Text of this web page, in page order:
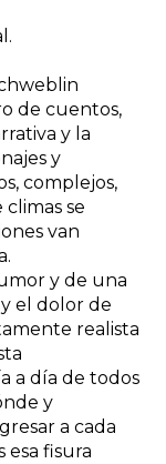
de cuentos,
y la
y
complejos,
se
van
y de una
el dolor de
realista
a día de todos
y
a cada
esa fisura